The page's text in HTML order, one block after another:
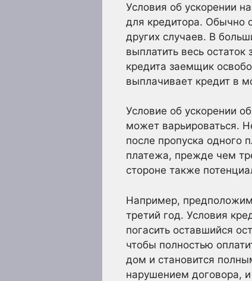
Условия об ускорении
для кредитора. Обычно
других случаев. В
выплатить весь
кредита заемщик
выплачивает кредит в
Условие об ускорении
может варьироваться.
после пропуска одного
платежа, прежде чем
стороне также
Например,
третий год. Условия
погасить оставшийся
чтобы полностью
дом и становится
нарушением договора,